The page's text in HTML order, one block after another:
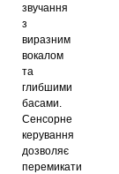
звучання
з
виразним
вокалом
та
глибшими
басами.
Сенсорне
керування
дозволяє
перемикати